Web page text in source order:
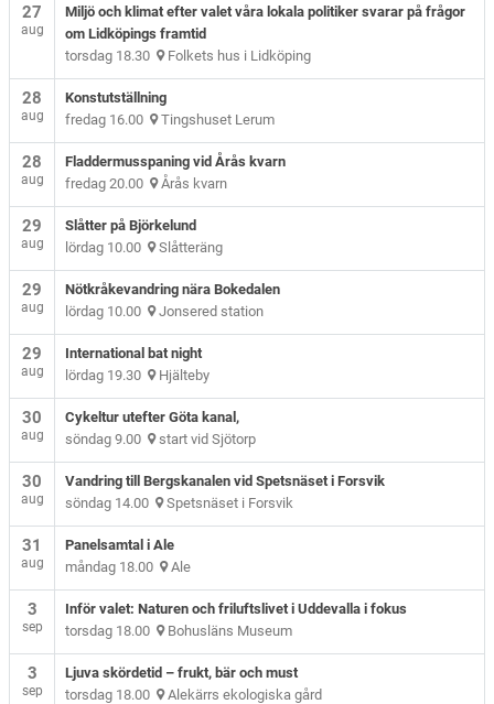
27
aug
Miljö och klimat efter valet våra lokala politiker svarar på frågor
om Lidköpings framtid
torsdag 18.30 Folkets hus i Lidköping
28
aug
Konstutställning
fredag 16.00 Tingshuset Lerum
28
aug
Fladdermusspaning vid Årås kvarn
fredag 20.00 Årås kvarn
29
aug
Slåtter på Björkelund
lördag 10.00 Slåtteräng
29
aug
Nötkråkevandring nära Bokedalen
lördag 10.00 Jonsered station
29
aug
International bat night
lördag 19.30 Hjälteby
30
aug
Cykeltur utefter Göta kanal,
söndag 9.00 start vid Sjötorp
30
aug
Vandring till Bergskanalen vid Spetsnäset i Forsvik
söndag 14.00 Spetsnäset i Forsvik
31
aug
Panelsamtal i Ale
måndag 18.00 Ale
3
sep
Inför valet: Naturen och friluftslivet i Uddevalla i fokus
torsdag 18.00 Bohusläns Museum
3
sep
Ljuva skördetid – frukt, bär och must
torsdag 18.00 Alekärrs ekologiska gård